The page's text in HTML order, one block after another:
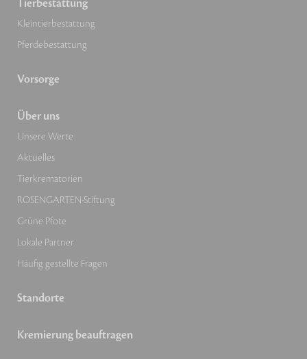
Tierbestattung
Kleintierbestattung
Pferdebestattung
Vorsorge
Über uns
Unsere Werte
Aktuelles
Tierkrematorien
ROSENGARTEN-Stiftung
Grüne Pfote
Lokale Partner
Häufig gestellte Fragen
Standorte
Kremierung beauftragen